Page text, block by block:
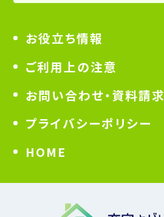
お役立ち情報
ご利用上の注意
お問い合わせ・資料請求
プライバシーポリシー
HOME